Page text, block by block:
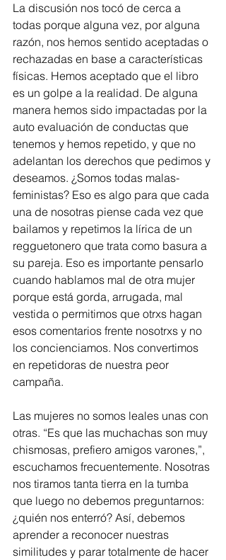
La discusión nos tocó de cerca a
todas porque alguna vez, por alguna
razón, nos hemos sentido aceptadas o
rechazadas en base a características
físicas. Hemos aceptado que el libro
es un golpe a la realidad. De alguna
manera hemos sido impactadas por la
auto evaluación de conductas que
tenemos y hemos repetido, y que no
adelantan los derechos que pedimos y
deseamos. ¿Somos todas malas-
feministas? Eso es algo para que cada
una de nosotras piense cada vez que
bailamos y repetimos la lírica de un
regguetonero que trata como basura a
su pareja. Eso es importante pensarlo
cuando hablamos mal de otra mujer
porque está gorda, arrugada, mal
vestida o permitimos que otrxs hagan
esos comentarios frente nosotrxs y no
los concienciamos. Nos convertimos
en repetidoras de nuestra peor
campaña.
Las mujeres no somos leales unas con
otras. “Es que las muchachas son muy
chismosas, prefiero amigos varones,”,
escuchamos frecuentemente. Nosotras
nos tiramos tanta tierra en la tumba
que luego no debemos preguntarnos:
¿quién nos enterró? Así, debemos
aprender a reconocer nuestras
similitudes y parar totalmente de hacer